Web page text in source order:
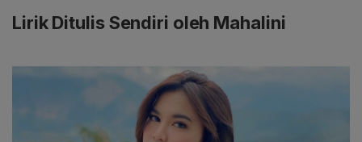
Lirik Ditulis Sendiri oleh Mahalini